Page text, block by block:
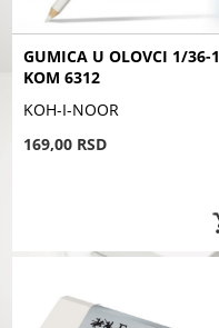
GUMICA U OLOVCI 1/36-1
KOM 6312
KOH-I-NOOR
169,00 RSD